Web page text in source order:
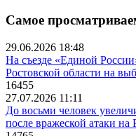
Самое
29.06.2026 18:48
На съезде «Единой
Ростовской области на
16455
27.07.2026 11:11
До восьми человек
после вражеской атаки на